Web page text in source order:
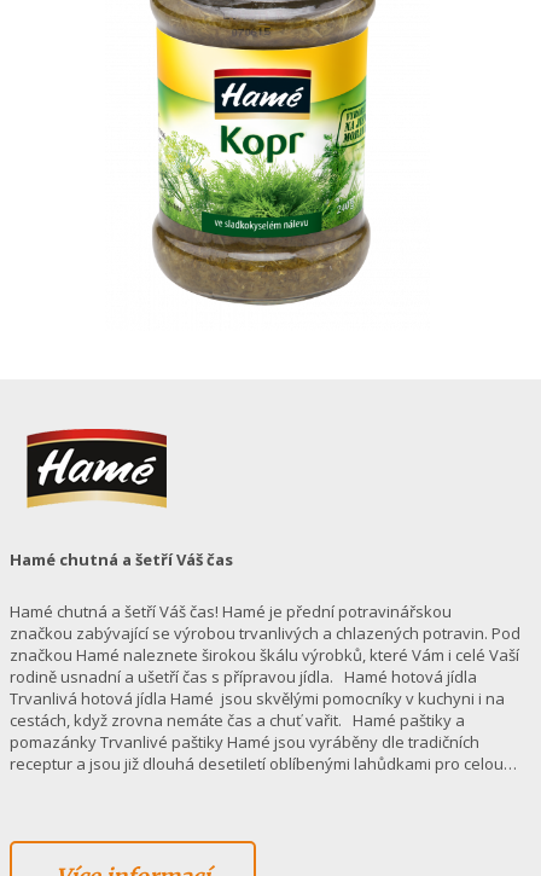
Hamé chutná a šetří Váš čas
Hamé chutná a šetří Váš čas! Hamé je přední potravinářskou
značkou zabývající se výrobou trvanlivých a chlazených potravin. Pod
značkou Hamé naleznete širokou škálu výrobků, které Vám i celé Vaší
rodině usnadní a ušetří čas s přípravou jídla. Hamé hotová jídla
Trvanlivá hotová jídla Hamé jsou skvělými pomocníky v kuchyni i na
cestách, když zrovna nemáte čas a chuť vařit. Hamé paštiky a
pomazánky Trvanlivé paštiky Hamé jsou vyráběny dle tradičních
receptur a jsou již dlouhá desetiletí oblíbenými lahůdkami pro celou…